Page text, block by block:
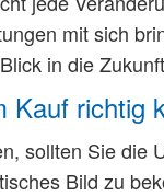
mit sich
in die
Kauf richtig
sollten Sie die
Bild zu